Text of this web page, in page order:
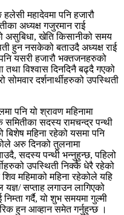
महादेवमा पनि हजारौ
अध्यक्ष गजुरमान राई
असुबिधा, खेति किसानीको समय
हुन नसकेको बताउदै अध्यक्ष राई
यसरी हजारौ भक्तजनहरुको
विश्वास दिनदिनै बढ्दै गएको
दर्शनार्थीहरुको उपस्थिती
पनि यो श्रावण महिनामा
सदस्य रामचन्द्र पन्थी
बिशेष महिना रहेको यसमा पनि
अरु दिनको तुलनामा
सदस्य पन्थी भन्नुहुन्छ, पहिलो
उपस्थिती निक्कै धेरै रहेको
महिमाको महिना रहेकोले यहि
यज्ञ/ सप्ताह लगाउन लागिएको
गर्दै, यो शुभ समयमा गुल्मी
हुन आव्हान समेत गर्नुहुन्छ ।